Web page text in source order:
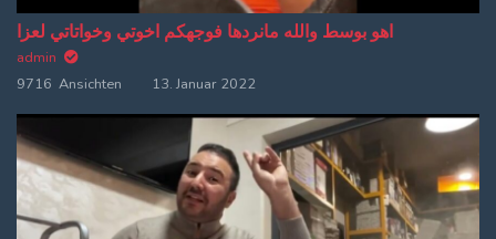
اهو بوسط والله مانردها فوجهكم اخوتي وخواتاتي لعزا
admin
9716 Ansichten
13. Januar 2022